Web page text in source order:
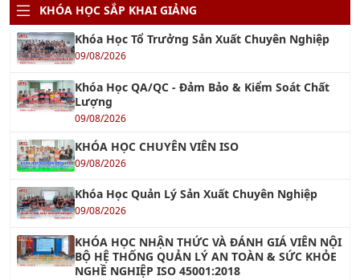
14/08/2026
Khóa học Xây Dựng Khung Năng Lực Nhân Sự
20/08/2026
Khóa học Xây dựng Đội Ngũ Kế Thừa
13/08/2026
viên
13/08/2026
KHÓA AI
GPT
13/08/2026